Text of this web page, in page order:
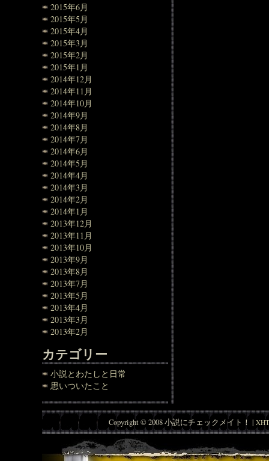
2015年6月
2015年5月
2015年4月
2015年3月
2015年2月
2015年1月
2014年12月
2014年11月
2014年10月
2014年9月
2014年8月
2014年7月
2014年6月
2014年5月
2014年4月
2014年3月
2014年2月
2014年1月
2013年12月
2013年11月
2013年10月
2013年9月
2013年8月
2013年7月
2013年5月
2013年4月
2013年3月
2013年2月
カテゴリー
小説とわたしと日常
思いついたこと
Copyright © 2008 小説にチェックメイト！ |